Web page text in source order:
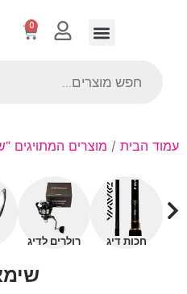
0
עמוד הבית / מוצרים המתויגים
חכות דיג רולרים לדיג